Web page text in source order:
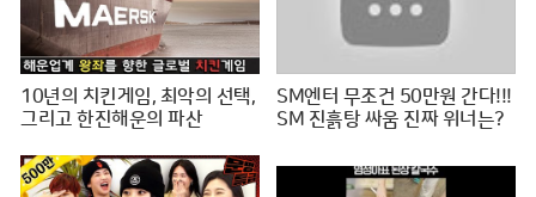
10년의 치킨게임, 최악의 선택,
그리고 한진해운의 파산
SM엔터 무조건 50만원 간다!!!
SM 진흙탕 싸움 진짜 위너는?